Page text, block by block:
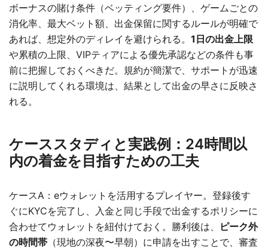
ボーナスの賭け条件（ベッティング要件）、ゲームごとの
消化率、最大ベット額、出金保留に関するルールが明確で
あれば、想定外のディレイを避けられる。 1日の出金上限
や累積の上限、VIPティアによる優先承認などの条件も事
前に把握しておくべきだ。規約が簡潔で、サポートが迅速
に説明してくれる環境は、結果として出金の早さに反映さ
れる。
ケーススタディと実践例：24時間以
内の着金を目指すための工夫
ケースA：eウォレットを活用するプレイヤー。登録後す
ぐにKYCを完了し、入金と同じ手段で出金するポリシーに
合わせてウォレットを紐付けておく。勝利後は、
ピーク外
の時間帯 （現地の深夜〜早朝）に申請を出すことで、審査